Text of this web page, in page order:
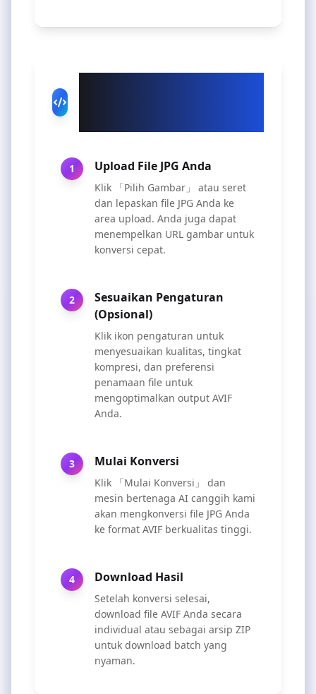
1 Upload File JPG Anda
Klik 「Pilih Gambar」 atau seret
dan lepaskan file JPG Anda ke
area upload. Anda juga dapat
menempelkan URL gambar untuk
konversi cepat.
2
Sesuaikan Pengaturan
(Opsional)
Klik ikon pengaturan untuk
menyesuaikan kualitas, tingkat
kompresi, dan preferensi
penamaan file untuk
mengoptimalkan output AVIF
Anda.
3 Mulai Konversi
Klik 「Mulai Konversi」 dan
mesin bertenaga AI canggih kami
akan mengkonversi file JPG Anda
ke format AVIF berkualitas tinggi.
4 Download Hasil
Setelah konversi selesai,
download file AVIF Anda secara
individual atau sebagai arsip ZIP
untuk download batch yang
nyaman.